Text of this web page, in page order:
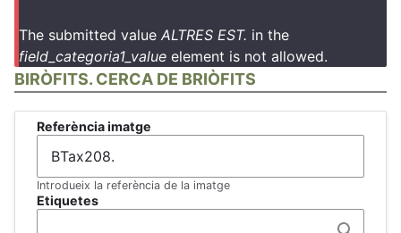
The submitted value ALTRES EST. in the
field_categoria1_value element is not allowed.
BIRÒFITS. CERCA DE BRIÒFITS
Referència imatge
Introdueix la referència de la imatge
Etiquetes